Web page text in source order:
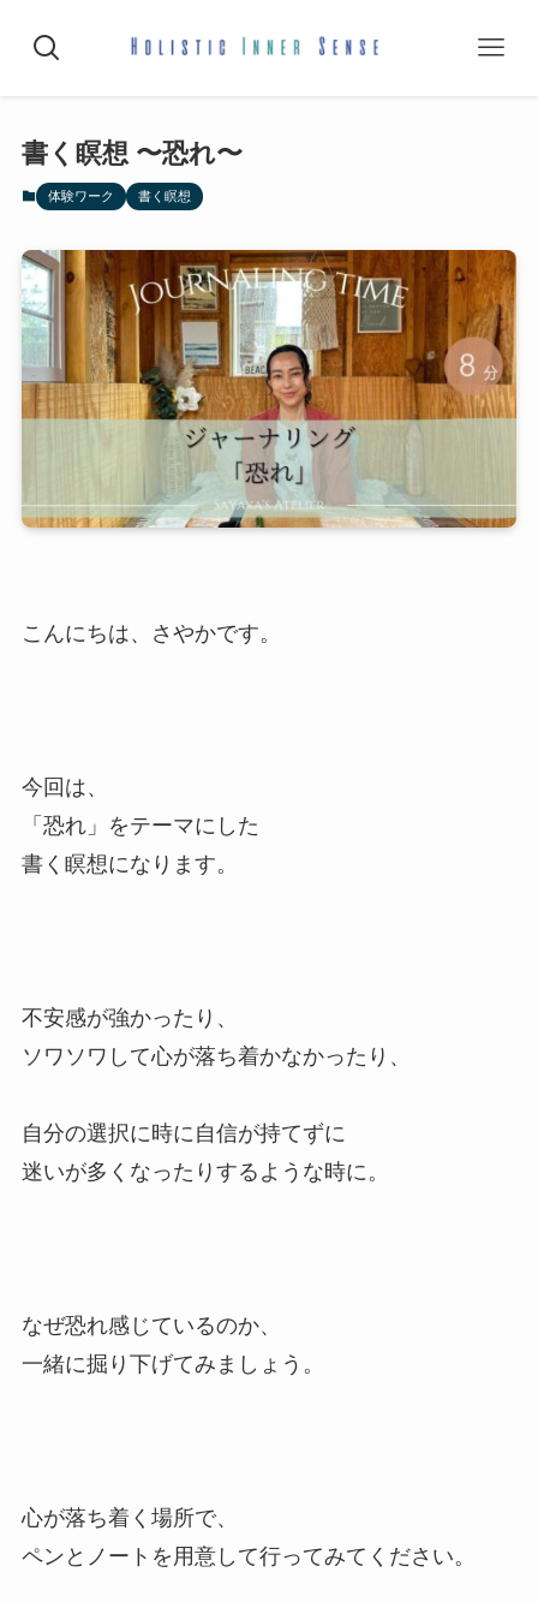
書く瞑想 〜恐れ〜
体験ワーク 書く瞑想
こんにちは、さやかです。
今回は、
「恐れ」をテーマにした
書く瞑想になります。
不安感が強かったり、
ソワソワして心が落ち着かなかったり、
自分の選択に時に自信が持てずに
迷いが多くなったりするような時に。
なぜ恐れ感じているのか、
一緒に掘り下げてみましょう。
心が落ち着く場所で、
ペンとノートを用意して行ってみてください。